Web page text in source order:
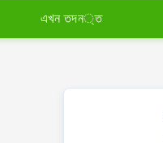
এখন তদন্ত